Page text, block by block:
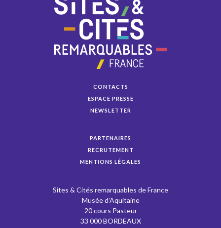
CONTACTS
ESPACE PRESSE
NEWSLETTER
PARTENAIRES
RECRUTEMENT
MENTIONS LÉGALES
Sites & Cités remarquables de France
Musée d’Aquitaine
20 cours Pasteur
33 000 BORDEAUX